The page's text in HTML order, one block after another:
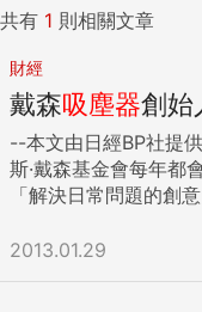
共有 1 則相關文章
財經
戴森吸塵器創始
--本文由日經BP社提供 英國戴森公司的教育慈善團體——詹姆
斯·戴森基金會每年都會
「解決日常問題的創
加坡、瑞士、西班牙
2013.01.29